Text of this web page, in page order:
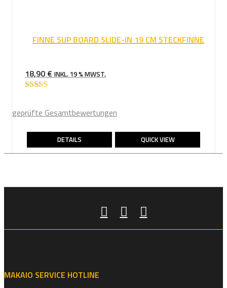
FINNE SUP BOARD SLIDE-IN 19 CM STECKFINNE
18,90 € INKL. 19 % MWST.
geprüfte Gesamtbewertungen
DETAILS QUICK VIEW
MAKAIO SERVICE HOTLINE